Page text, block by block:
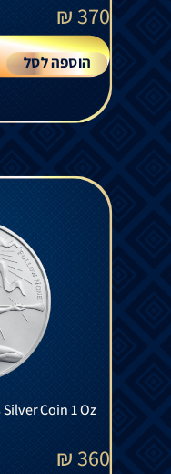
370
₪
הוספה לסל
Coin 1 Oz
360
₪